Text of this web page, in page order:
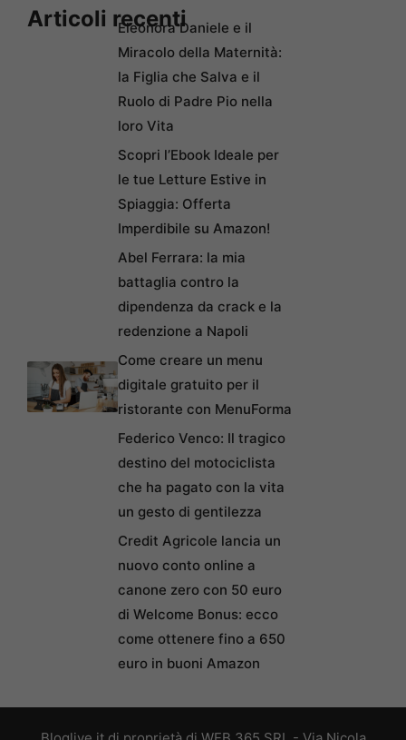
Articoli recentiEleonora Daniele e il
Miracolo della Maternità:
la Figlia che Salva e il
Ruolo di Padre Pio nella
loro Vita
Scopri l’Ebook Ideale per
le tue Letture Estive in
Spiaggia: Offerta
Imperdibile su Amazon!
Abel Ferrara: la mia
battaglia contro la
dipendenza da crack e la
redenzione a Napoli
Come creare un menu
digitale gratuito per il
ristorante con MenuForma
Federico Venco: Il tragico
destino del motociclista
che ha pagato con la vita
un gesto di gentilezza
Credit Agricole lancia un
nuovo conto online a
canone zero con 50 euro
di Welcome Bonus: ecco
come ottenere fino a 650
euro in buoni Amazon